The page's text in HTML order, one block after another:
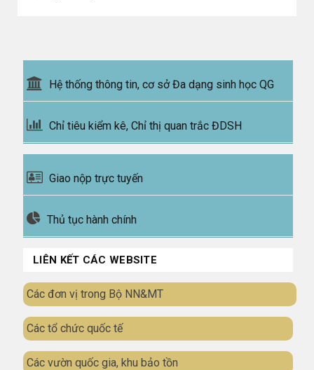
Hệ thống thông tin, cơ sở Đa dạng sinh học QG
Chỉ tiêu kiểm kê, Chỉ thị quan trắc ĐDSH
Giao nộp trực tuyến
Thủ tục hành chính
LIÊN KẾT CÁC WEBSITE
Các đơn vị trong Bộ NN&MT
Các tổ chức quốc tế
Các vườn quốc gia, khu bảo tồn